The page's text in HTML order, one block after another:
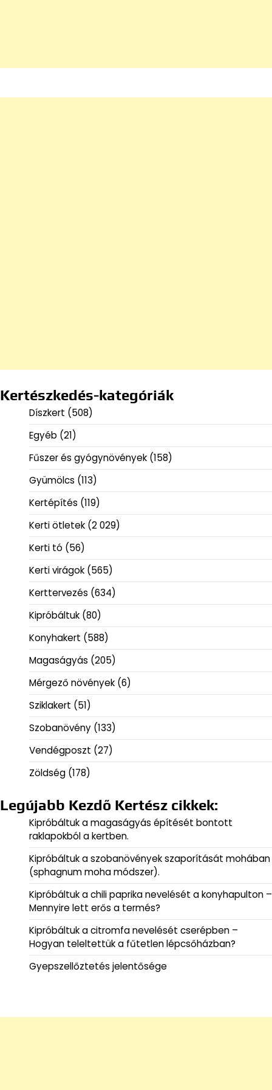
Kertészkedés-kategóriák
Díszkert (508)
Egyéb (21)
Fűszer és gyógynövények (158)
Gyümölcs (113)
Kertépítés (119)
Kerti ötletek (2 029)
Kerti tó (56)
Kerti virágok (565)
Kerttervezés (634)
Kipróbáltuk (80)
Konyhakert (588)
Magaságyás (205)
Mérgező növények (6)
Sziklakert (51)
Szobanövény (133)
Vendégposzt (27)
Zöldség (178)
Legújabb Kezdő Kertész cikkek:
Kipróbáltuk a magaságyás építését bontott
raklapokból a kertben.
Kipróbáltuk a szobanövények szaporítását mohában
(sphagnum moha módszer).
Kipróbáltuk a chili paprika nevelését a konyhapulton –
Mennyire lett erős a termés?
Kipróbáltuk a citromfa nevelését cserépben –
Hogyan teleltettük a fűtetlen lépcsőházban?
Gyepszellőztetés jelentősége